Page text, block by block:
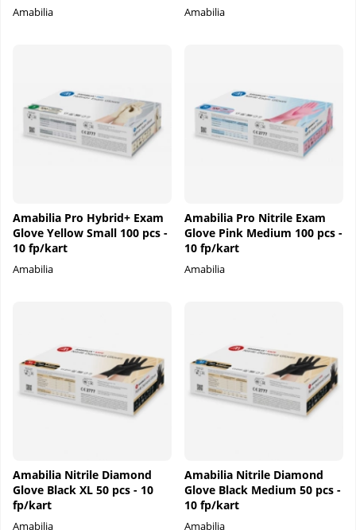
Amabilia Amabilia
Amabilia Pro Hybrid+ Exam
Glove Yellow Small 100 pcs -
10 fp/kart
Amabilia
Amabilia Pro Nitrile Exam
Glove Pink Medium 100 pcs -
10 fp/kart
Amabilia
Amabilia Nitrile Diamond
Glove Black XL 50 pcs - 10
fp/kart
Amabilia
Amabilia Nitrile Diamond
Glove Black Medium 50 pcs -
10 fp/kart
Amabilia